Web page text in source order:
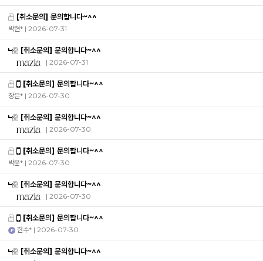
[취소문의] 문의합니다~^^
박현* | 2026-07-31
[취소문의] 문의합니다~^^
| 2026-07-31
[취소문의] 문의합니다~^^
장은* | 2026-07-30
[취소문의] 문의합니다~^^
| 2026-07-30
[취소문의] 문의합니다~^^
박윤* | 2026-07-30
[취소문의] 문의합니다~^^
| 2026-07-30
[취소문의] 문의합니다~^^
한수* | 2026-07-30
[취소문의] 문의합니다~^^